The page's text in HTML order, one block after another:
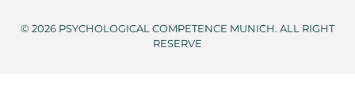
© 2026 PSYCHOLOGICAL COMPETENCE MUNICH. ALL RIGHT
RESERVE